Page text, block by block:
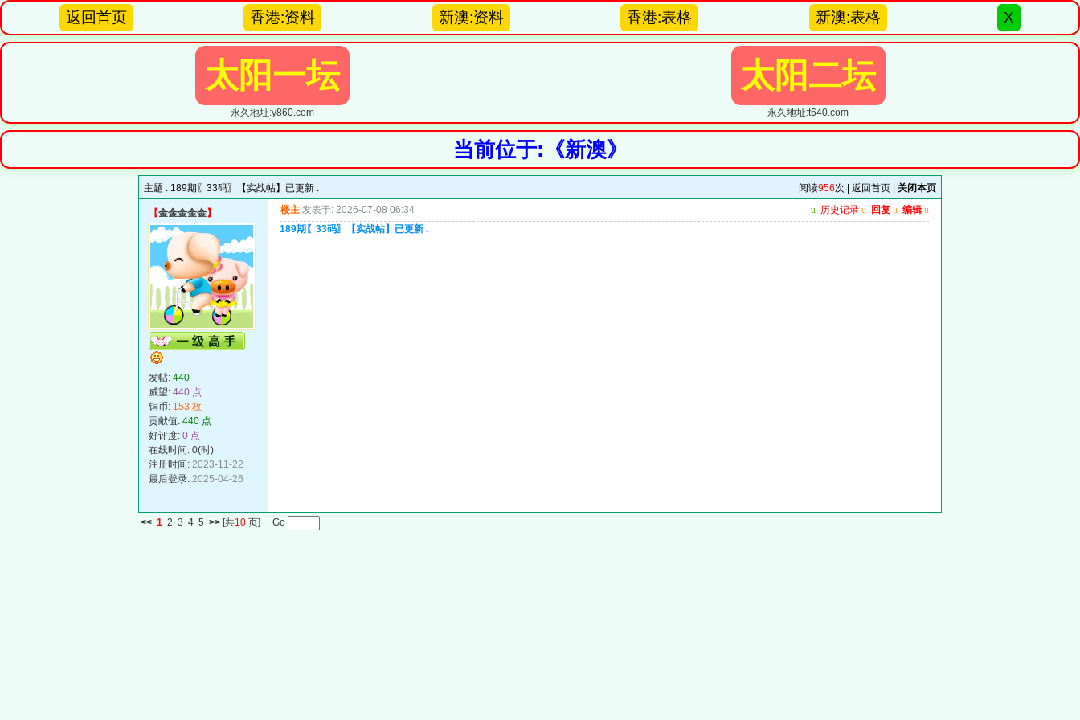
返回首页 香港:资料 新澳:资料 香港:表格 新澳:表格 X
太阳一坛
永久地址:y860.com
太阳二坛
永久地址:t640.com
当前位于:《新澳》
主题 : 189期〖33码〗【实战帖】已更新 . 阅读956次 | 返回首页 关闭本页
【金金金金金】
发帖: 440
威望: 440 点
铜币: 153 枚
贡献值: 440 点
好评度: 0 点
在线时间: 0(时)
注册时间: 2023-11-22
最后登录: 2025-04-26
楼主 发表于: 2026-07-08 06:34 u 历史记录 u 回复 u 编辑 u
189期〖33码〗【实战帖】已更新 .
<< 1 2 3 4 5 >> [共10 页] Go